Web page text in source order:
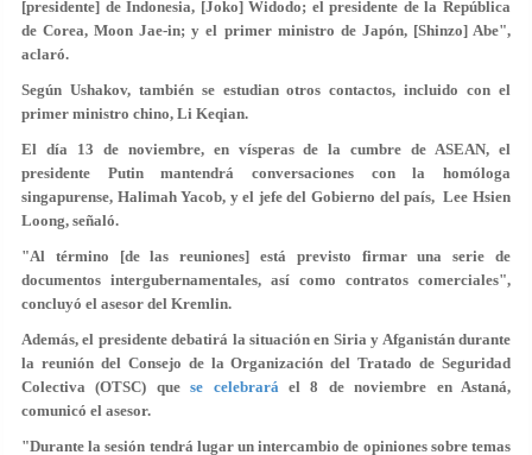
[presidente] de Indonesia, [Joko] Widodo; el presidente de la República
de Corea, Moon Jae-in; y el primer ministro de Japón, [Shinzo] Abe",
aclaró.
Según Ushakov, también se estudian otros contactos, incluido con el
primer ministro chino, Li Keqian.
El día 13 de noviembre, en vísperas de la cumbre de ASEAN, el
presidente Putin mantendrá conversaciones con la homóloga
singapurense, Halimah Yacob, y el jefe del Gobierno del país, Lee Hsien
Loong, señaló.
"Al término [de las reuniones] está previsto firmar una serie de
documentos intergubernamentales, así como contratos comerciales",
concluyó el asesor del Kremlin.
Además, el presidente debatirá la situación en Siria y Afganistán durante
la reunión del Consejo de la Organización del Tratado de Seguridad
Colectiva (OTSC) quese celebraráel 8 de noviembre en Astaná,
comunicó el asesor.
"Durante la sesión tendrá lugar un intercambio de opiniones sobre temas